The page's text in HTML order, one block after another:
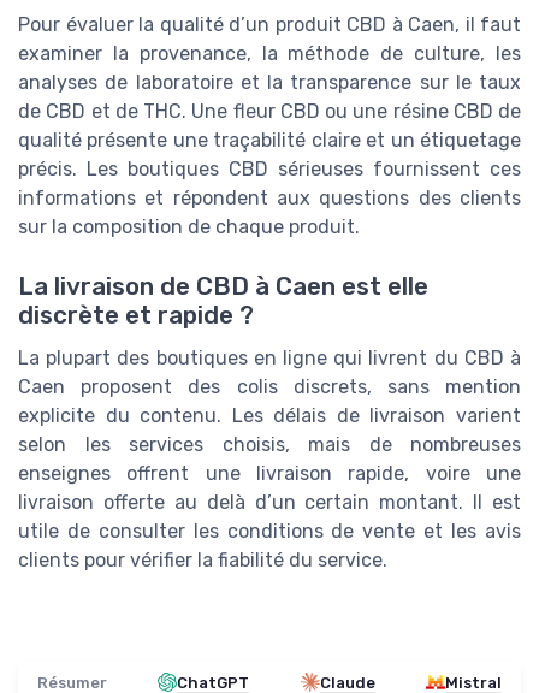
Pour évaluer la qualité d’un produit CBD à Caen, il faut
examiner la provenance, la méthode de culture, les
analyses de laboratoire et la transparence sur le taux
de CBD et de THC. Une fleur CBD ou une résine CBD de
qualité présente une traçabilité claire et un étiquetage
précis. Les boutiques CBD sérieuses fournissent ces
informations et répondent aux questions des clients
sur la composition de chaque produit.
La livraison de CBD à Caen est elle
discrète et rapide ?
La plupart des boutiques en ligne qui livrent du CBD à
Caen proposent des colis discrets, sans mention
explicite du contenu. Les délais de livraison varient
selon les services choisis, mais de nombreuses
enseignes offrent une livraison rapide, voire une
livraison offerte au delà d’un certain montant. Il est
utile de consulter les conditions de vente et les avis
clients pour vérifier la fiabilité du service.
Résumer ChatGPT Claude Mistral